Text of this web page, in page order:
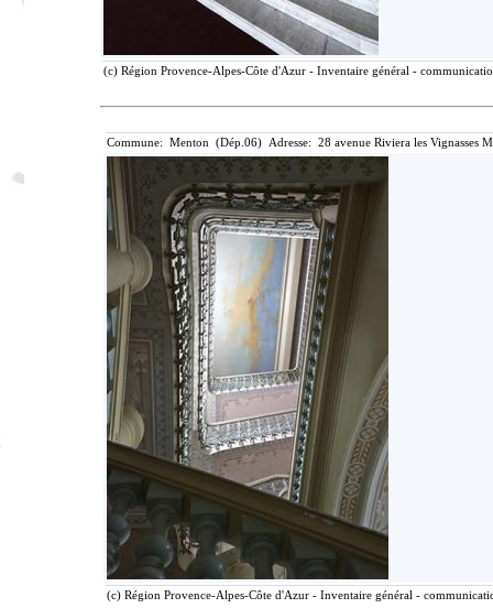
(c) Région Provence-Alpes-Côte d'Azur - Inventaire général -
Commune: Menton (Dép.06) Adresse: 28 avenue Riviera les Vignasses
(c) Région Provence-Alpes-Côte d'Azur - Inventaire général -